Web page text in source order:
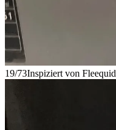
19/73Inspiziert von Fleequid